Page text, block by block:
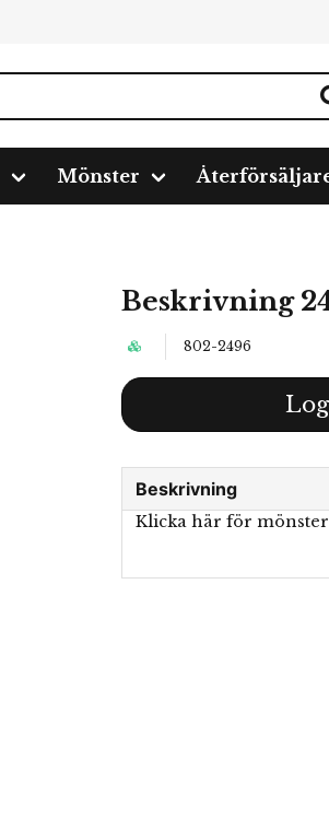
Mönster
Beskrivning
802-2496
Beskrivning
Klicka här för mönster